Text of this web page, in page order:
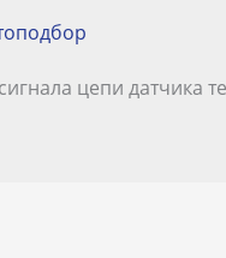
цепи датчика